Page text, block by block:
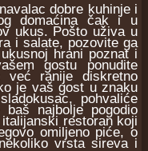
dobre kuhinje i
domaćina čak i u
ukus. Pošto uživa u
i salate, pozovite ga
hrani poznat i
gostu ponudite
ranije diskretno
je vaš gost u znaku
pohvaliće
najbolje pogodio
restoran koji
omiljeno piće, o
vrsta sireva i